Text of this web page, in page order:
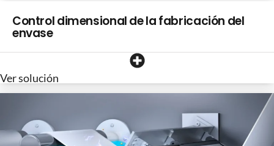
Control dimensional de la fabricación del
envase
Ver solución